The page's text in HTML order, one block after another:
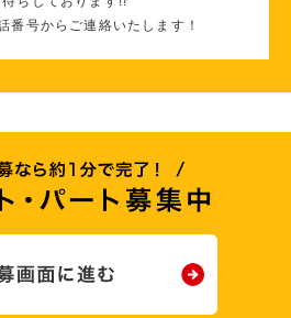
号からご連絡いたします！